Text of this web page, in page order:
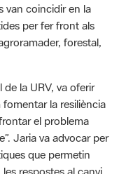
la URV, va oferir
la resiliència
el problema
Jaria va advocar per
que permetin
respostes al canvi
“les democràcies
fòssils”.